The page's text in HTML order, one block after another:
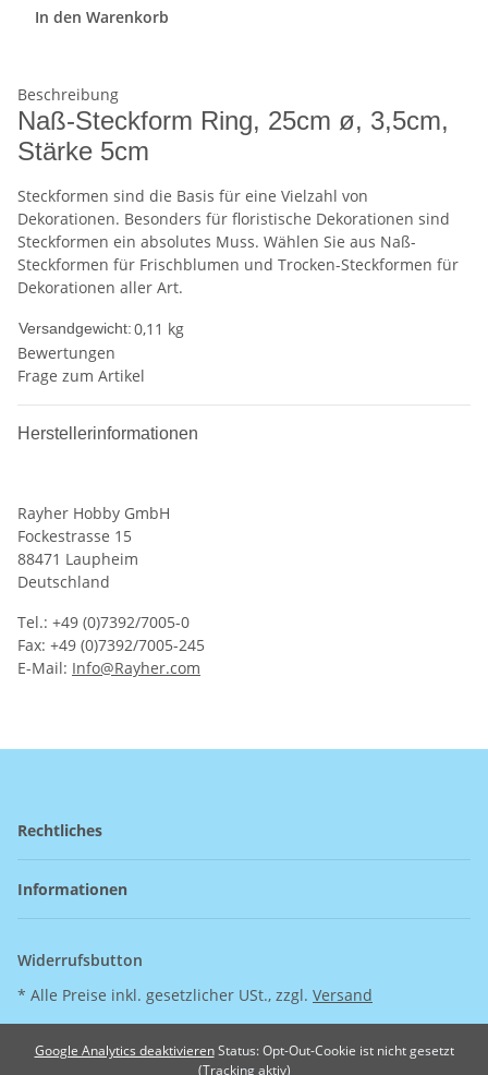
In den Warenkorb
Beschreibung
Naß-Steckform Ring, 25cm ø, 3,5cm,
Stärke 5cm
Steckformen sind die Basis für eine Vielzahl von
Dekorationen. Besonders für floristische Dekorationen sind
Steckformen ein absolutes Muss. Wählen Sie aus Naß-
Steckformen für Frischblumen und Trocken-Steckformen für
Dekorationen aller Art.
Versandgewicht:0,11 kg
Bewertungen
Frage zum Artikel
Herstellerinformationen
Rayher Hobby GmbH
Fockestrasse 15
88471 Laupheim
Deutschland
Tel.: +49 (0)7392/7005-0
Fax: +49 (0)7392/7005-245
E-Mail: Info@Rayher.com
Rechtliches
Informationen
Widerrufsbutton
* Alle Preise inkl. gesetzlicher USt., zzgl. Versand
Google Analytics deaktivieren Status: Opt-Out-Cookie ist nicht gesetzt
(Tracking aktiv)